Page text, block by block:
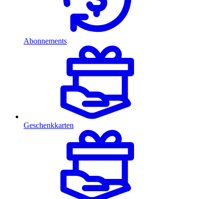
Abonnements
Geschenkkarten